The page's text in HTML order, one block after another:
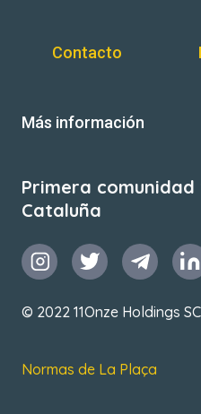
Contacto
Más información
Primera
Cataluña
© 2022 11Onze Holdings
Normas de La Plaça